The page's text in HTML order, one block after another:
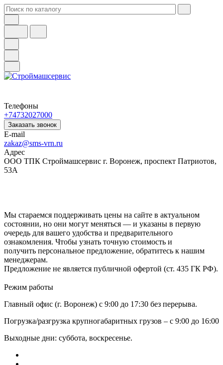
Телефоны
+74732027000
Заказать звонок
E-mail
zakaz@sms-vrn.ru
Адрес
ООО ТПК Строймашсервис г. Воронеж, проспект Патриотов,
53А
Мы стараемся поддерживать цены на сайте в актуальном
состоянии, но они могут меняться — и указаны в первую
очередь для вашего удобства и предварительного
ознакомления. Чтобы узнать точную стоимость и
получить персональное предложение, обратитесь к нашим
менеджерам.
Предложение не является публичной офертой (ст. 435 ГК РФ).
Режим работы
Главный офис (г. Воронеж) с 9:00 до 17:30 без перерыва.
Погрузка/разгрузка крупногабаритных грузов – с 9:00 до 16:00
Выходные дни: суббота, воскресенье.